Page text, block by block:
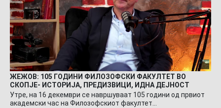
ЖЕЖОВ: 105 ГОДИНИ ФИЛОЗОФСКИ ФАКУЛТЕТ ВО
СКОПЈЕ- ИСТОРИЈА, ПРЕДИЗВИЦИ, ИДНА ДЕЈНОСТ
Утре, на 16 декември се навршуваат 105 години од првиот
академски час на Филозофскиот факултет…